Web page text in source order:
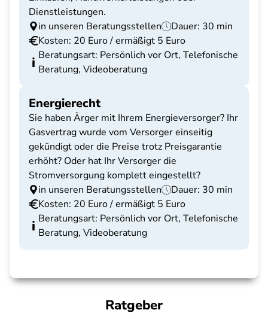
Dienstleistungen.
in unseren Beratungsstellen
Dauer: 30 min
Kosten: 20 Euro / ermäßigt 5 Euro
Beratungsart: Persönlich vor Ort, Telefonische
Beratung, Videoberatung
Energierecht
Sie haben Ärger mit Ihrem Energieversorger? Ihr
Gasvertrag wurde vom Versorger einseitig
gekündigt oder die Preise trotz Preisgarantie
erhöht? Oder hat Ihr Versorger die
Stromversorgung komplett eingestellt?
in unseren Beratungsstellen
Dauer: 30 min
Kosten: 20 Euro / ermäßigt 5 Euro
Beratungsart: Persönlich vor Ort, Telefonische
Beratung, Videoberatung
Ratgeber